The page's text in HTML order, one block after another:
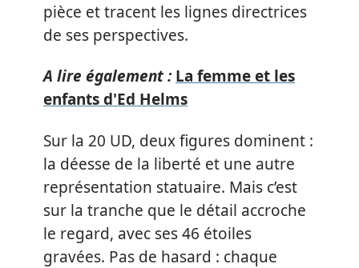
pièce et tracent les lignes directrices
de ses perspectives.
A lire également : La femme et les
enfants d'Ed Helms
Sur la 20 UD, deux figures dominent :
la déesse de la liberté et une autre
représentation statuaire. Mais c’est
sur la tranche que le détail accroche
le regard, avec ses 46 étoiles
gravées. Pas de hasard : chaque